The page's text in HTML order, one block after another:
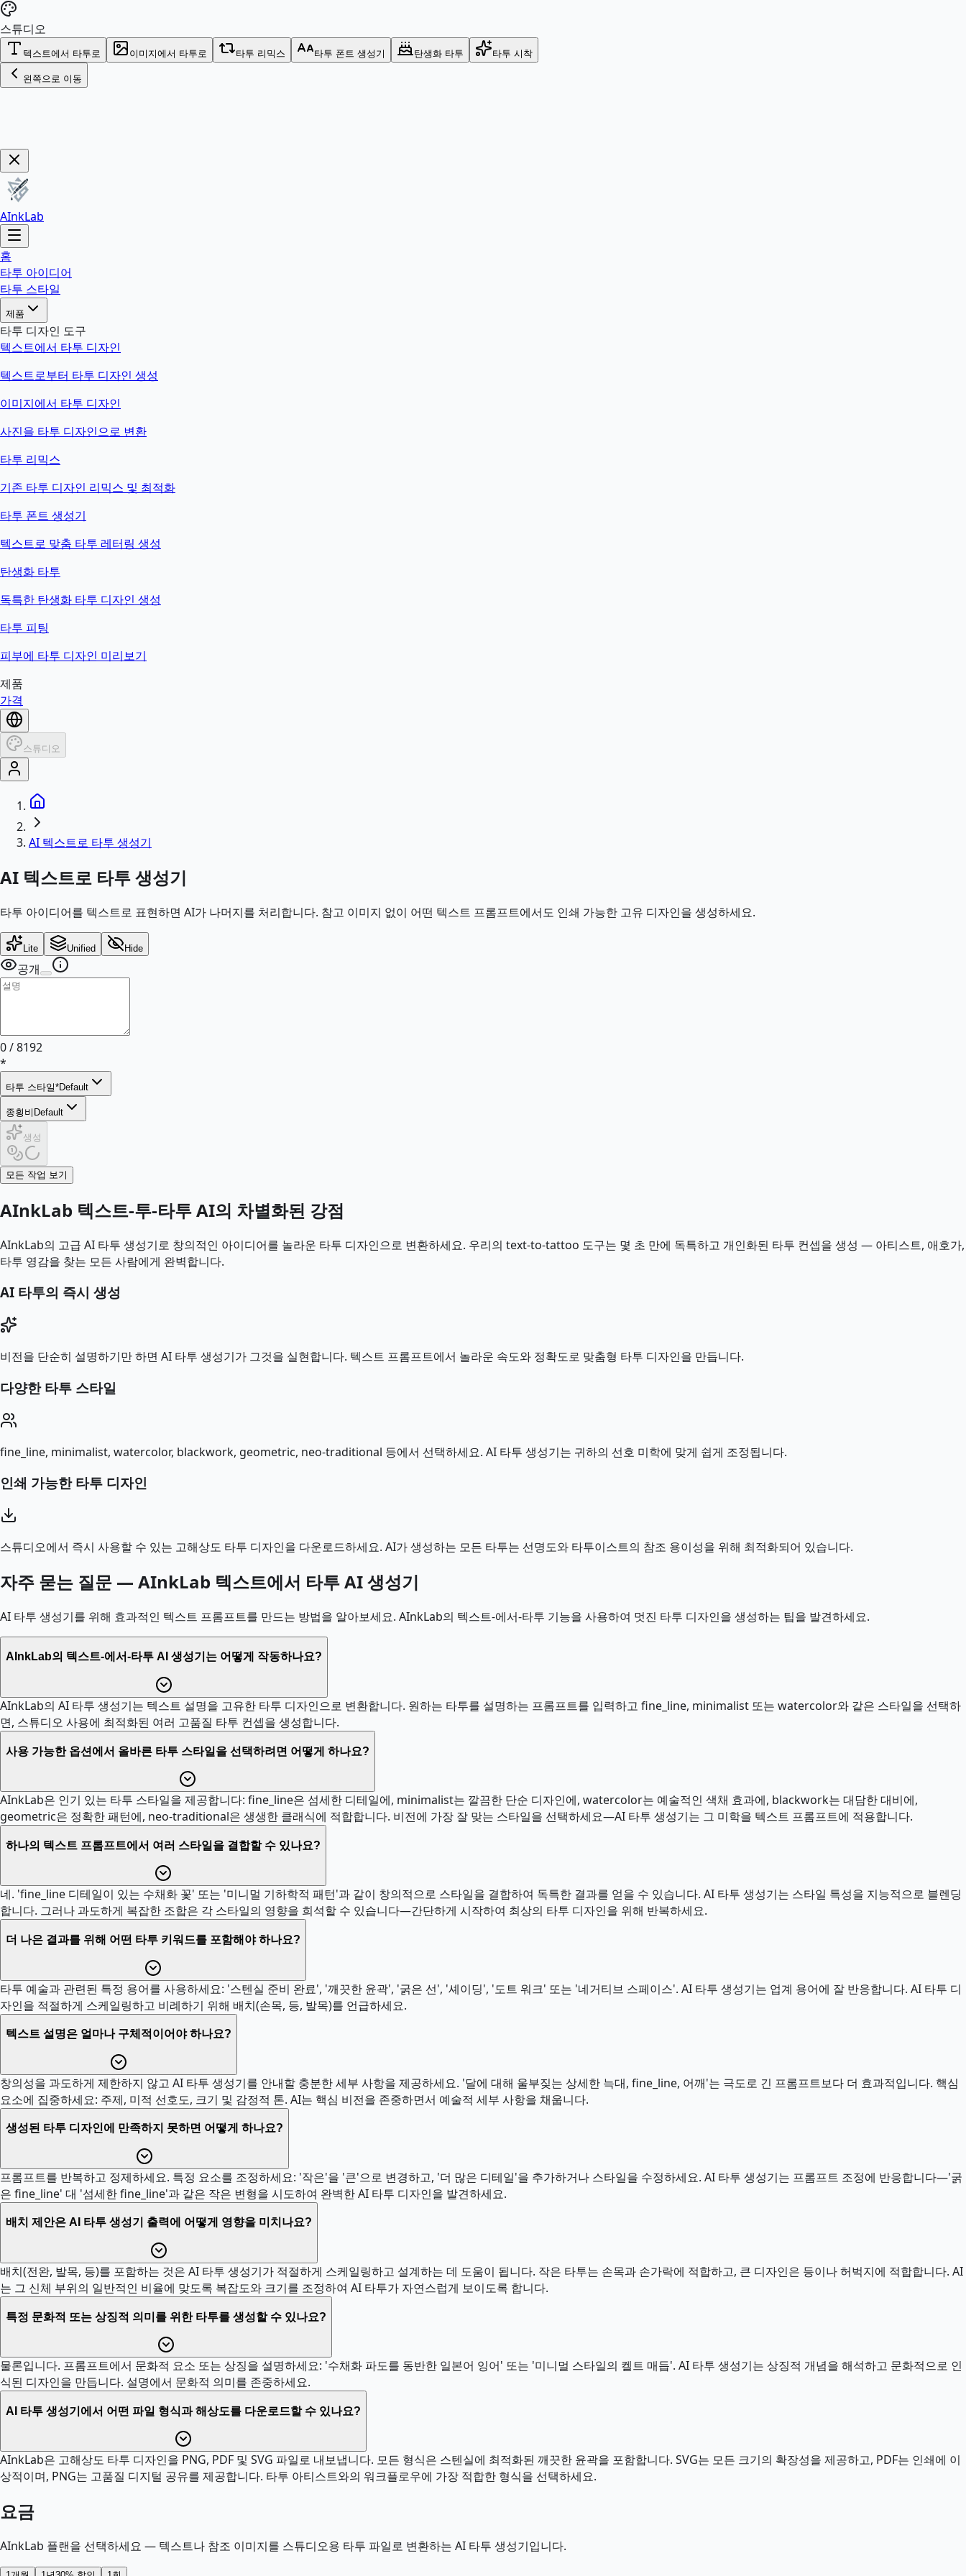
스튜디오
텍스트에서 타투로 이미지에서 타투로 타투 리믹스 타투 폰트 생성기 탄생화 타투 타투 시착
왼쪽으로 이동
AInkLab
홈
타투 아이디어
타투 스타일
제품
타투 디자인 도구
텍스트에서 타투 디자인
텍스트로부터 타투 디자인 생성
이미지에서 타투 디자인
사진을 타투 디자인으로 변환
타투 리믹스
기존 타투 디자인 리믹스 및 최적화
타투 폰트 생성기
텍스트로 맞춤 타투 레터링 생성
탄생화 타투
독특한 탄생화 타투 디자인 생성
타투 피팅
피부에 타투 디자인 미리보기
제품
가격
스튜디오
AI 텍스트로 타투 생성기
AI 텍스트로 타투 생성기
타투 아이디어를 텍스트로 표현하면 AI가 나머지를 처리합니다. 참고 이미지 없이 어떤 텍스트 프롬프트에서도 인쇄 가능한 고유 디자인을 생성하세요.
Lite Unified Hide
공개
0/8192
*
타투 스타일*Default
종횡비 Default
생성
모든 작업 보기
AInkLab 텍스트-투-타투 AI의 차별화된 강점
AInkLab의 고급 AI 타투 생성기로 창의적인 아이디어를 놀라운 타투 디자인으로 변환하세요. 우리의 text-to-tattoo 도구는 몇 초 만에 독특하고 개인화된 타투 컨셉을 생성 — 아티스트, 애호가,
타투 영감을 찾는 모든 사람에게 완벽합니다.
AI 타투의 즉시 생성
비전을 단순히 설명하기만 하면 AI 타투 생성기가 그것을 실현합니다. 텍스트 프롬프트에서 놀라운 속도와 정확도로 맞춤형 타투 디자인을 만듭니다.
다양한 타투 스타일
fine_line, minimalist, watercolor, blackwork, geometric, neo-traditional 등에서 선택하세요. AI 타투 생성기는 귀하의 선호 미학에 맞게 쉽게 조정됩니다.
인쇄 가능한 타투 디자인
스튜디오에서 즉시 사용할 수 있는 고해상도 타투 디자인을 다운로드하세요. AI가 생성하는 모든 타투는 선명도와 타투이스트의 참조 용이성을 위해 최적화되어 있습니다.
자주 묻는 질문 — AInkLab 텍스트에서 타투 AI 생성기
AI 타투 생성기를 위해 효과적인 텍스트 프롬프트를 만드는 방법을 알아보세요. AInkLab의 텍스트-에서-타투 기능을 사용하여 멋진 타투 디자인을 생성하는 팁을 발견하세요.
AInkLab의 텍스트-에서-타투 AI 생성기는 어떻게 작동하나요?
AInkLab의 AI 타투 생성기는 텍스트 설명을 고유한 타투 디자인으로 변환합니다. 원하는 타투를 설명하는 프롬프트를 입력하고 fine_line, minimalist 또는 watercolor와 같은 스타일을 선택하
면, 스튜디오 사용에 최적화된 여러 고품질 타투 컨셉을 생성합니다.
사용 가능한 옵션에서 올바른 타투 스타일을 선택하려면 어떻게 하나요?
AInkLab은 인기 있는 타투 스타일을 제공합니다: fine_line은 섬세한 디테일에, minimalist는 깔끔한 단순 디자인에, watercolor는 예술적인 색채 효과에, blackwork는 대담한 대비에,
geometric은 정확한 패턴에, neo-traditional은 생생한 클래식에 적합합니다. 비전에 가장 잘 맞는 스타일을 선택하세요—AI 타투 생성기는 그 미학을 텍스트 프롬프트에 적용합니다.
하나의 텍스트 프롬프트에서 여러 스타일을 결합할 수 있나요?
네. 'fine_line 디테일이 있는 수채화 꽃' 또는 '미니멀 기하학적 패턴'과 같이 창의적으로 스타일을 결합하여 독특한 결과를 얻을 수 있습니다. AI 타투 생성기는 스타일 특성을 지능적으로 블렌딩
합니다. 그러나 과도하게 복잡한 조합은 각 스타일의 영향을 희석할 수 있습니다—간단하게 시작하여 최상의 타투 디자인을 위해 반복하세요.
더 나은 결과를 위해 어떤 타투 키워드를 포함해야 하나요?
타투 예술과 관련된 특정 용어를 사용하세요: '스텐실 준비 완료', '깨끗한 윤곽', '굵은 선', '셰이딩', '도트 워크' 또는 '네거티브 스페이스'. AI 타투 생성기는 업계 용어에 잘 반응합니다. AI 타투 디
자인을 적절하게 스케일링하고 비례하기 위해 배치(손목, 등, 발목)를 언급하세요.
텍스트 설명은 얼마나 구체적이어야 하나요?
창의성을 과도하게 제한하지 않고 AI 타투 생성기를 안내할 충분한 세부 사항을 제공하세요. '달에 대해 울부짖는 상세한 늑대, fine_line, 어깨'는 극도로 긴 프롬프트보다 더 효과적입니다. 핵심
요소에 집중하세요: 주제, 미적 선호도, 크기 및 감정적 톤. AI는 핵심 비전을 존중하면서 예술적 세부 사항을 채웁니다.
생성된 타투 디자인에 만족하지 못하면 어떻게 하나요?
프롬프트를 반복하고 정제하세요. 특정 요소를 조정하세요: '작은'을 '큰'으로 변경하고, '더 많은 디테일'을 추가하거나 스타일을 수정하세요. AI 타투 생성기는 프롬프트 조정에 반응합니다—'굵
은 fine_line' 대 '섬세한 fine_line'과 같은 작은 변형을 시도하여 완벽한 AI 타투 디자인을 발견하세요.
배치 제안은 AI 타투 생성기 출력에 어떻게 영향을 미치나요?
배치(전완, 발목, 등)를 포함하는 것은 AI 타투 생성기가 적절하게 스케일링하고 설계하는 데 도움이 됩니다. 작은 타투는 손목과 손가락에 적합하고, 큰 디자인은 등이나 허벅지에 적합합니다. AI
는 그 신체 부위의 일반적인 비율에 맞도록 복잡도와 크기를 조정하여 AI 타투가 자연스럽게 보이도록 합니다.
특정 문화적 또는 상징적 의미를 위한 타투를 생성할 수 있나요?
물론입니다. 프롬프트에서 문화적 요소 또는 상징을 설명하세요: '수채화 파도를 동반한 일본어 잉어' 또는 '미니멀 스타일의 켈트 매듭'. AI 타투 생성기는 상징적 개념을 해석하고 문화적으로 인
식된 디자인을 만듭니다. 설명에서 문화적 의미를 존중하세요.
AI 타투 생성기에서 어떤 파일 형식과 해상도를 다운로드할 수 있나요?
AInkLab은 고해상도 타투 디자인을 PNG, PDF 및 SVG 파일로 내보냅니다. 모든 형식은 스텐실에 최적화된 깨끗한 윤곽을 포함합니다. SVG는 모든 크기의 확장성을 제공하고, PDF는 인쇄에 이
상적이며, PNG는 고품질 디지털 공유를 제공합니다. 타투 아티스트와의 워크플로우에 가장 적합한 형식을 선택하세요.
요금
AInkLab 플랜을 선택하세요 — 텍스트나 참조 이미지를 스튜디오용 타투 파일로 변환하는 AI 타투 생성기입니다.